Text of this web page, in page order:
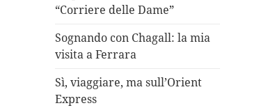
“Corriere delle Dame”
Sognando con Chagall: la mia
visita a Ferrara
Sì, viaggiare, ma sull’Orient
Express